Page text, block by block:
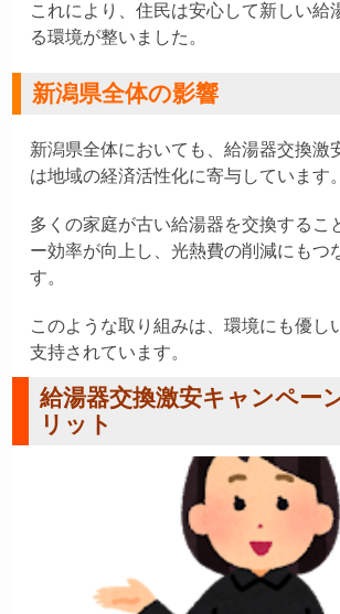
これにより、住民は安心して新しい給
る環境が整いました。
新潟県全体の影響
新潟県全体においても、給湯器交換激
は地域の経済活性化に寄与しています。
多くの家庭が古い給湯器を交換するこ
ー効率が向上し、光熱費の削減にもつ
す。
このような取り組みは、環境にも優し
支持されています。
給湯器交換激安キャンペー
リット